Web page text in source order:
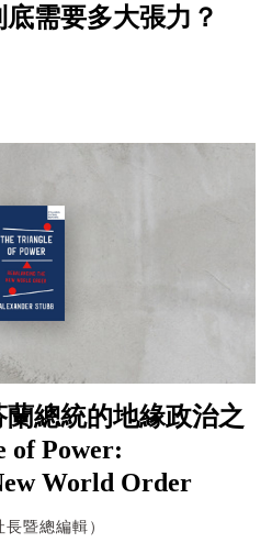
需要多大張力？
總統的地緣政治之
of Power:
World Order
暨總編輯）